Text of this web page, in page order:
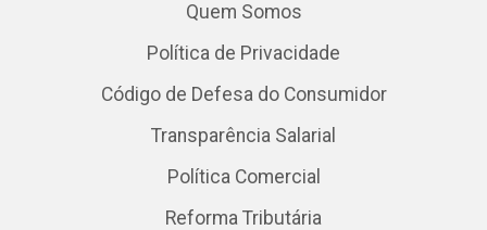
Quem Somos
Política de Privacidade
Código de Defesa do Consumidor
Transparência Salarial
Política Comercial
Reforma Tributária